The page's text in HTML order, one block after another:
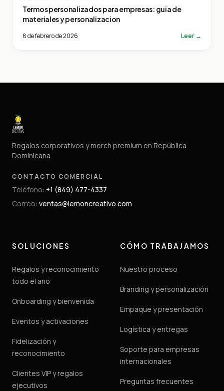
Termos personalizados para empresas: guia de
materiales y personalizacion
8 de febrero de 2026 Leer →
Regalos corporativos y merch premium en República
Dominicana.
CONTACTO COMERCIAL
Teléfono: +1 (849) 477-4337
Correo: ventas@lemoncreativo.com
SOLUCIONES
Regalos y reconocimiento
todo el año
Onboarding y bienvenida
Eventos y activaciones
Fidelización y
reconocimiento
Clientes VIP y regalos
ejecutivos
CÓMO TRABAJAMOS
Nuestro proceso
Branding y personalización
Empaque y presentación
Logística y entregas
Soporte para empresas
internacionales
Preguntas frecuentes